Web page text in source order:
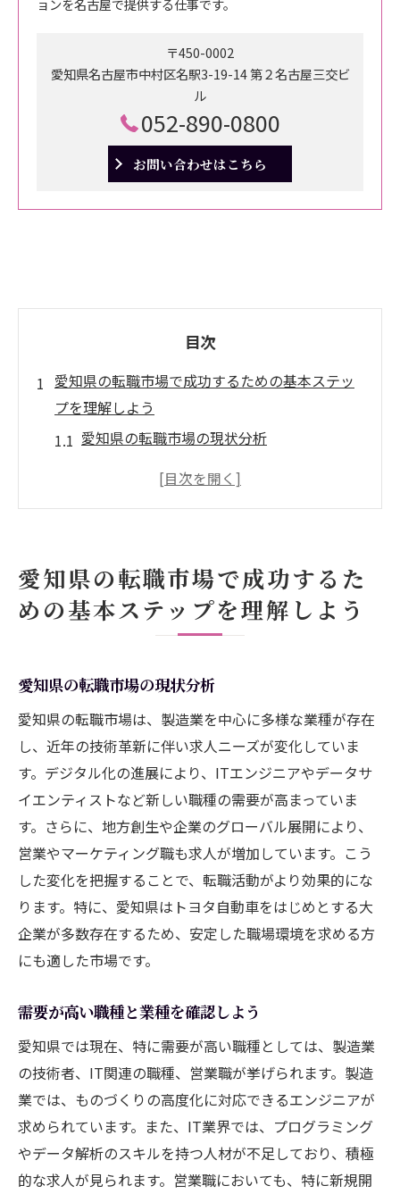
ョンを名古屋で提供する仕事です。
〒450-0002
愛知県名古屋市中村区名駅3-19-14 第２名古屋三交ビ
ル
052-890-0800
お問い合わせはこちら
目次
愛知県の転職市場で成功するための基本ステッ
プを理解しよう
愛知県の転職市場の現状分析
需要が高い職種と業種を確認しよう
面接で成功するための準備と対策
製造業を中心に愛知県でのキャリアの幅を広げ
愛知県の製造業の特徴とトレンド
異業種からのキャリアチェンジに成功する
コツ
愛知県での専門的な職業訓練の活用法
製造業におけるキャリアパスの例
愛知県の製造業求人情報の探し方
転職を考えるあなたに知ってほしい愛知県の独
自な職業文化
愛知県の企業文化の特徴
職場におけるコミュニケーションスタイル
働き方改革とその影響
愛知県の労働慣行とその変化
転職者が知っておくべきビジネスエチケッ
ト
キャリアチェンジを成功させるために知ってお
くべき愛知県特有の求人情報
愛知県の転職市場で成功するた
めの基本ステップを理解しよう
愛知県の転職市場の現状分析
愛知県の転職市場は、製造業を中心に多様な業種が存在
し、近年の技術革新に伴い求人ニーズが変化していま
す。デジタル化の進展により、ITエンジニアやデータサ
イエンティストなど新しい職種の需要が高まっていま
す。さらに、地方創生や企業のグローバル展開により、
営業やマーケティング職も求人が増加しています。こう
した変化を把握することで、転職活動がより効果的にな
ります。特に、愛知県はトヨタ自動車をはじめとする大
企業が多数存在するため、安定した職場環境を求める方
にも適した市場です。
需要が高い職種と業種を確認しよう
愛知県では現在、特に需要が高い職種としては、製造業
の技術者、IT関連の職種、営業職が挙げられます。製造
業では、ものづくりの高度化に対応できるエンジニアが
求められています。また、IT業界では、プログラミング
やデータ解析のスキルを持つ人材が不足しており、積極
的な求人が見られます。営業職においても、特に新規開